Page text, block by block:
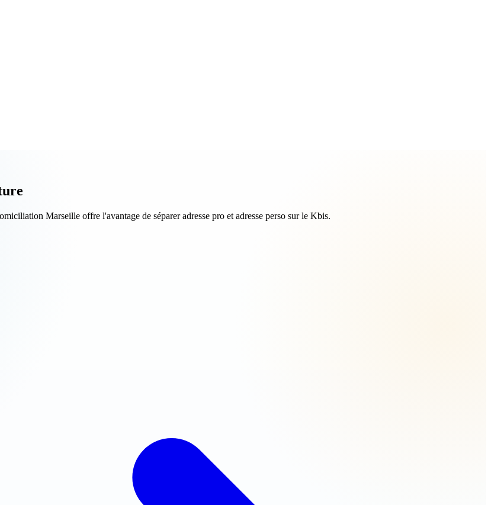
Marseille offre l'avantage de séparer adresse pro et adresse perso sur le Kbis.